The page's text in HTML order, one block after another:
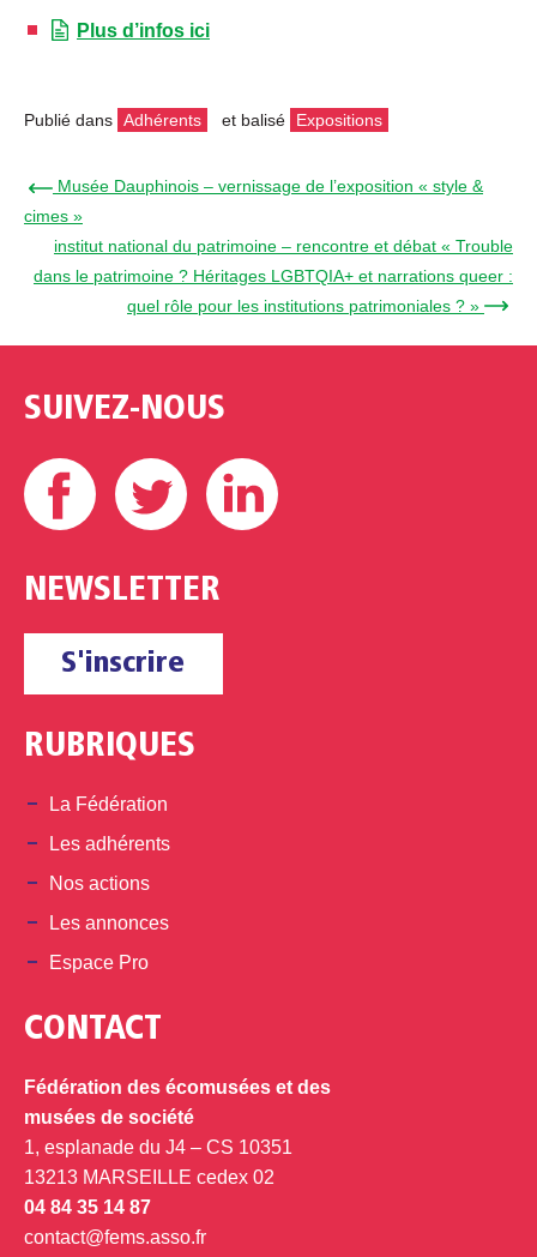
Plus d’infos ici
Publié dans Adhérents et balisé Expositions
← Musée Dauphinois – vernissage de l’exposition « style &
cimes »
institut national du patrimoine – rencontre et débat « Trouble
dans le patrimoine ? Héritages LGBTQIA+ et narrations queer :
quel rôle pour les institutions patrimoniales ? » →
SUIVEZ-NOUS
Facebook Twitter
NEWSLETTER
S'inscrire
RUBRIQUES
La Fédération
Les adhérents
Nos actions
Les annonces
Espace Pro
CONTACT
Fédération des écomusées et des
musées de société
1, esplanade du J4 – CS 10351
13213 MARSEILLE cedex 02
04 84 35 14 87
contact@fems.asso.fr